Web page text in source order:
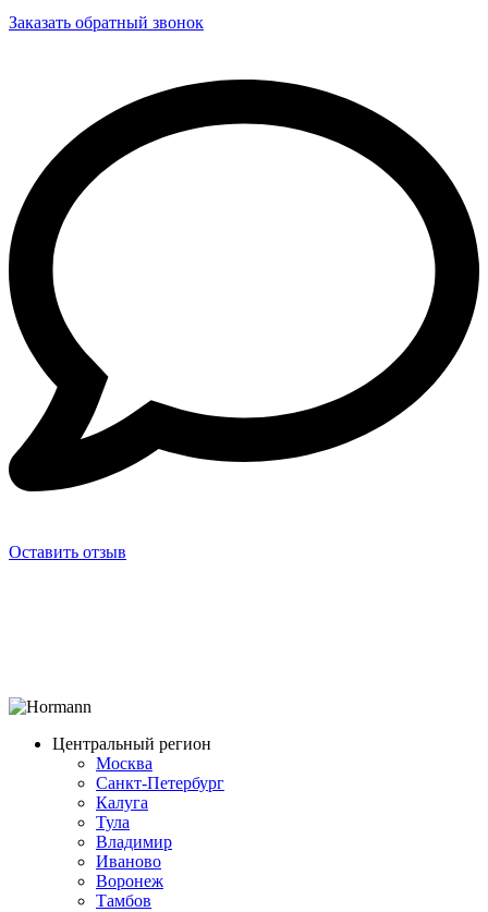
Заказать обратный звонок
Оставить отзыв
Центральный регион
Москва
Санкт-Петербург
Калуга
Тула
Владимир
Иваново
Воронеж
Тамбов